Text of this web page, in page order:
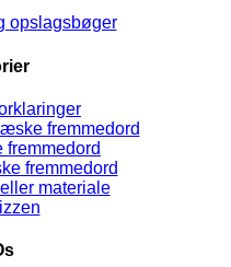
opslagsbøger
fremmedord
fremmedord
fremmedord
materiale